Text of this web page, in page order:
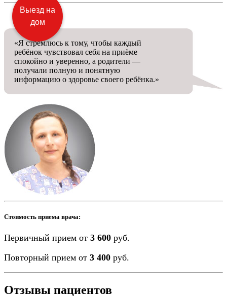
«Я стремлюсь к тому, чтобы каждый
ребёнок чувствовал себя на приёме
спокойно и уверенно, а родители —
получали полную и понятную
информацию о здоровье своего ребёнка.»
Стоимость приема врача:
Первичный прием от 3 600 руб.
Повторный прием от 3 400 руб.
Отзывы пациентов
Выезд на
дом